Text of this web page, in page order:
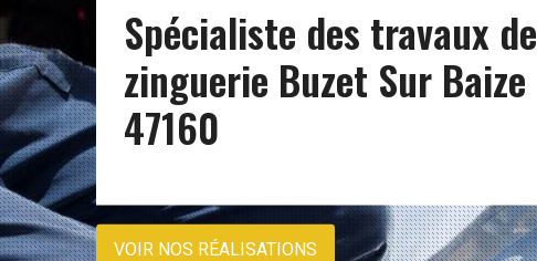
Spécialiste des travaux de
zinguerie Buzet Sur Baize
47160
VOIR NOS RÉALISATIONS